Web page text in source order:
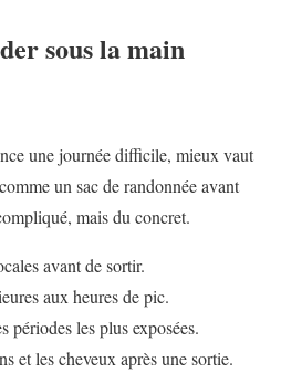
sous la main
une journée difficile, mieux vaut
un sac de randonnée avant
mais du concret.
avant de sortir.
aux heures de pic.
périodes les plus exposées.
et les cheveux après une sortie.